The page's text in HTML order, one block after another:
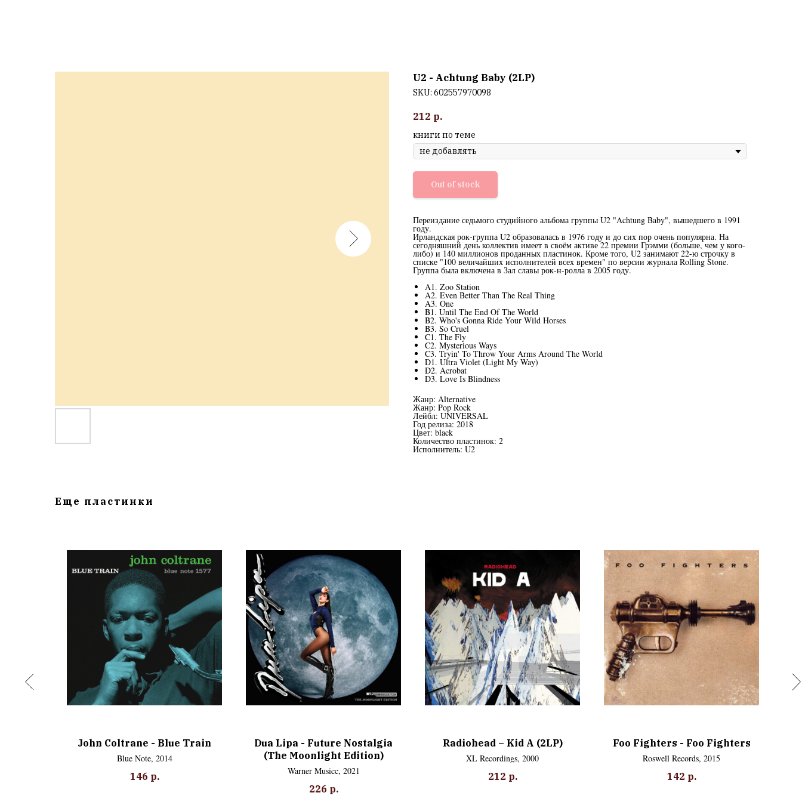
U2 - Achtung Baby (2LP)
SKU: 602557970098
212 р.
книги по теме
Out of stock
Переиздание седьмого студийного альбома группы U2 "Achtung Baby", вышедшего в 1991
году.
Ирландская рок-группа U2 образовалась в 1976 году и до сих пор очень популярна. На
сегодняшний день коллектив имеет в своём активе 22 премии Грэмми (больше, чем у кого-
либо) и 140 миллионов проданных пластинок. Кроме того, U2 занимают 22-ю строчку в
списке "100 величайших исполнителей всех времен" по версии журнала Rolling Stone.
Группа была включена в Зал славы рок-н-ролла в 2005 году.
A1. Zoo Station
A2. Even Better Than The Real Thing
A3. One
B1. Until The End Of The World
B2. Who's Gonna Ride Your Wild Horses
B3. So Cruel
C1. The Fly
C2. Mysterious Ways
C3. Tryin' To Throw Your Arms Around The World
D1. Ultra Violet (Light My Way)
D2. Acrobat
D3. Love Is Blindness
Жанр: Alternative
Жанр: Pop Rock
Лейбл: UNIVERSAL
Год релиза: 2018
Цвет: black
Количество пластинок: 2
Исполнитель: U2
Еще пластинки
John Coltrane - Blue Train
Blue Note, 2014
146 р.
Dua Lipa - Future Nostalgia
(The Moonlight Edition)
Warner Musicc, 2021
226 р.
Radiohead – Kid A (2LP)
XL Recordings, 2000
212 р.
Foo Fighters - Foo Fighters
Roswell Records, 2015
142 р.